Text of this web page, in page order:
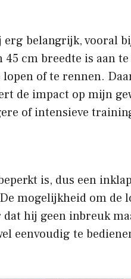
belangrijk, vooral
cm breedte is aan
of te rennen.
de impact op mijn
of intensieve
is, dus een
mogelijkheid om de
hij geen inbreuk
eenvoudig te